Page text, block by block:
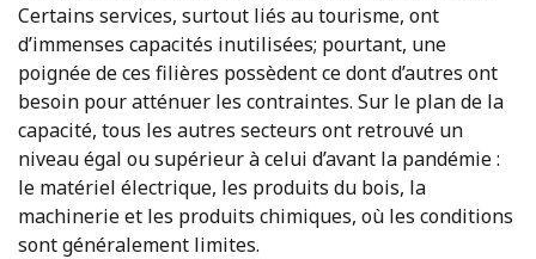
Certains services, surtout liés au tourisme, ont
d’immenses capacités inutilisées; pourtant, une
poignée de ces filières possèdent ce dont d’autres ont
besoin pour atténuer les contraintes. Sur le plan de la
capacité, tous les autres secteurs ont retrouvé un
niveau égal ou supérieur à celui d’avant la pandémie :
le matériel électrique, les produits du bois, la
machinerie et les produits chimiques, où les conditions
sont généralement limites.